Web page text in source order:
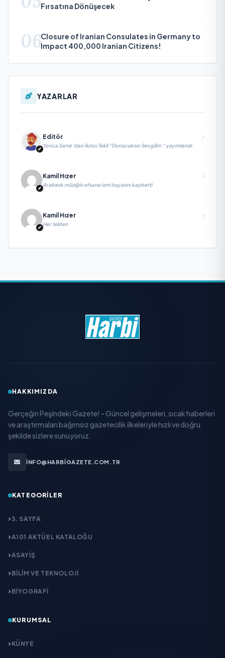
Fırsatına Dönüşecek
06Closure of Iranian Consulates in Germany to
Impact 400,000 Iranian Citizens!
YAZARLAR
Editör
Yonca Samlı ‘dan İkinci Tekli “Donacaksın Sevgilim “ yayımlandı
Kamil Hızer
Arabesk müziğin efsane ismi hayatını kaybetti
Kamil Hızer
Her telden
HAKKIMIZDA
Gerçeğin Peşindeki Gazete! - Güncel gelişmeleri, sıcak haberleri
ve araştırmaları bağımsız gazetecilik ilkeleriyle hızlı ve doğru
şekilde sizlere sunuyoruz.
INFO@HARBIGAZETE.COM.TR
KATEGORILER
3. SAYFA
A101 AKTÜEL KATALOĞU
ASAYİŞ
BİLİM VE TEKNOLOJİ
BİYOGRAFİ
KURUMSAL
KÜNYE